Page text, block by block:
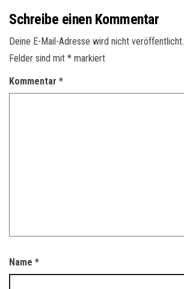
Schreibe einen Kommentar
Deine E-Mail-Adresse wird nicht veröffentlicht.
Felder sind mit * markiert
Kommentar *
Name *